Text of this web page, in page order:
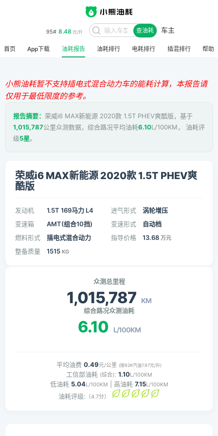
95# 8.48 元/升 查油耗 车主
首页 App下载 油耗报告 油耗排行 电耗排行 插混排行 帮助
小熊油耗暂不支持插电式混合动力车的能耗计算，本报告请
仅用于最低限度的参考。
报告摘要： 荣威i6 MAX新能源 2020款 1.5T PHEV爽酷版，基于
1,015,787公里众测数据，综合路况平均油耗6.10L/100KM， 油耗评
级5星。
荣威i6 MAX新能源 2020款 1.5T PHEV爽
酷版
发动机 1.5T 169马力 L4 进气形式
涡轮增压
变速箱
AMT(组合10挡) 变速形式
自动档
燃料形式
插电式混合动力 指导价格 13.68 万元
整备质量 1515 KG
众测总里程
1,015,787 KM
综合路况众测油耗
6.10 L/100KM
平均油费 0.49元/公里 (按92#汽油7.97元/升)
工信部油耗 (综合): 1.10L/100KM
低油耗 5.04L/100KM | 高油耗 7.15L/100KM
油耗评级: （4.7分）